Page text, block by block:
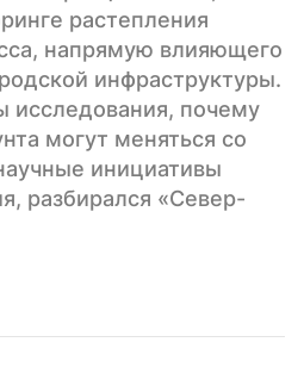
растепления
напрямую влияющего
инфраструктуры.
исследования, почему
могут меняться со
инициативы
разбирался «Север-